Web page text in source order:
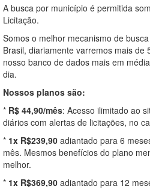
A busca por município é permitida
Licitação.
Somos o melhor mecanismo de
Brasil, diariamente varremos mais de
nosso banco de dados mais em
dia.
Nossos planos são:
* R$ 44,90/mês: Acesso ilimitado ao
diários com alertas de licitações, no
* 1x R$239,90 adiantado para 6
mês. Mesmos benefícios do plano
melhor.
* 1x R$369,90 adiantado para 12